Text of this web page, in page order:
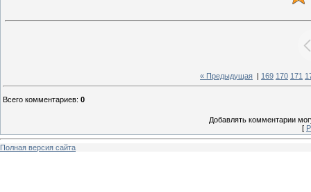
« Предыдущая | 169 170 171
Всего комментариев: 0
Добавлять комментарии
[
Полная версия сайта